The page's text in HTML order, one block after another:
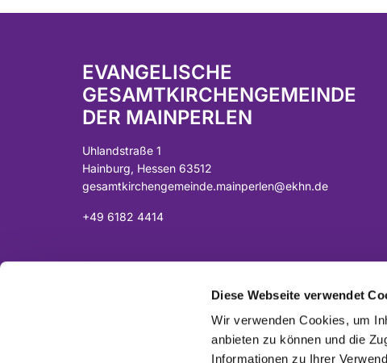
Diese Webseite verwendet
Wir verwenden Cookies, um
anbieten zu können und die
Informationen zu Ihrer
EVANGELISCHE
GESAMTKIRCHENGEMEINDE
DER MAINPERLEN
Uhlandstraße 1
Hainburg, Hessen 63512
gesamtkirchengemeinde.mainperlen@ekhn.de
+49 6182 4414
Spendenkonto:
DE07 5065 2124 0001 0040 43
Sparkasse Langen-Seligenstadt